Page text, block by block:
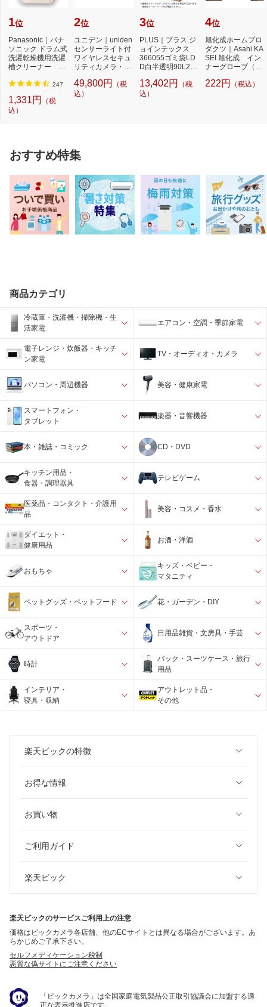
1位
Panasonic｜パナ
ソニック ドラム式
洗濯乾燥機用洗濯
槽クリーナー N-
濯...
247
1,331円
（税
込）
2位
ユニデン｜uniden
センサーライト付
ワイヤレスセキュ
リティカメラ・モ
49,800円
（税
込）
3位
PLUS｜プラス ジ
ョインテックス
366055ゴミ袋LD
D白半透明90L2百
15J-9...
13,402円
（税
込）
4位
旭化成ホームプロ
ダクツ｜Asahi KA
SEI 旭化成 イン
ナーグローブ（薄
プ）...
222円 （税込）
おすすめ特集
商品カテゴリ
冷蔵庫・洗濯機・掃除機・生
活家電
エアコン・空調・季節家電
電子レンジ・炊飯器・キッチ
ン家電
TV・オーディオ・カメラ
パソコン・周辺機器 美容・健康家電
スマートフォン・
タブレット
楽器・音響機器
本・雑誌・コミック CD・DVD
キッチン用品・
食器・調理器具
テレビゲーム
医薬品・コンタクト・介護用
品
美容・コスメ・香水
ダイエット・
健康用品
お酒・洋酒
おもちゃ
キッズ・ベビー・
マタニティ
ペットグッズ・ペットフード 花・ガーデン・DIY
スポーツ・
アウトドア
日用品雑貨・文房具・手芸
時計
バック・スーツケース・旅行
用品
インテリア・
寝具・収納
アウトレット品・
その他
楽天ビックの特徴
お得な情報
お買い物
ご利用ガイド
楽天ビック
楽天ビックのサービスご利用上の注意
価格はビックカメラ各店舗、他のECサイトとは異なる場合がございます。あ
らかじめご了承下さい。
セルフメディケーション税制
悪質な偽サイトにご注意ください
「ビックカメラ」は全国家庭電気製品公正取引協議会に加盟する適